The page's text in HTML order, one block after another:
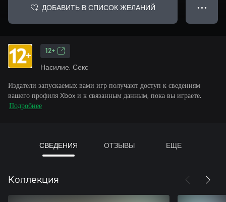
ДОБАВИТЬ В СПИСОК ЖЕЛАНИЙ ● ● ●
12+
Насилие, Секс
Издатели запускаемых вами игр получают доступ к сведениям
вашего профиля Xbox и к связанным данным, пока вы играете.
Подробнее
СВЕДЕНИЯ ОТЗЫВЫ ЕЩЕ
Коллекция